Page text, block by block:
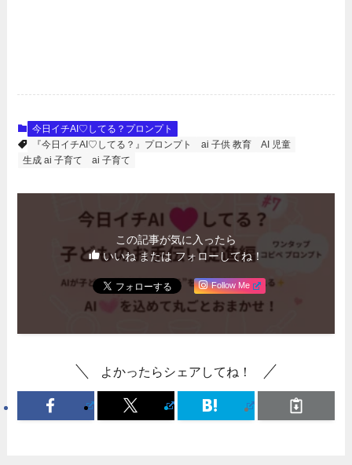
今日イチAI♡してる？プロンプト
『今日イチAI♡してる？』プロンプト
ai 子供 教育
AI 児童
生成 ai 子育て
ai 子育て
この記事が気に入ったら
いいね または フォローしてね！
Follow Me
よかったらシェアしてね！